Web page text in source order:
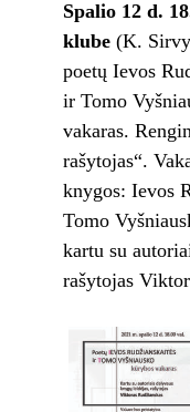
Spalio 12 d.
klube (K.
poetų Ievos
ir Tomo
vakaras.
rašytojas“.
knygos: Ievos
Tomo
kartu su
rašytojas